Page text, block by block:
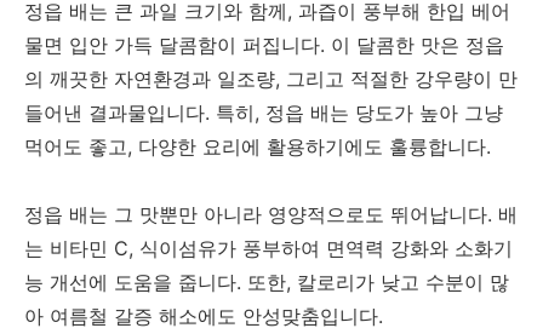
정읍 배는 큰 과일 크기와 함께, 과즙이 풍부해 한입 베어
물면 입안 가득 달콤함이 퍼집니다. 이 달콤한 맛은 정읍
의 깨끗한 자연환경과 일조량, 그리고 적절한 강우량이 만
들어낸 결과물입니다. 특히, 정읍 배는 당도가 높아 그냥
먹어도 좋고, 다양한 요리에 활용하기에도 훌륭합니다.
정읍 배는 그 맛뿐만 아니라 영양적으로도 뛰어납니다. 배
는 비타민 C, 식이섬유가 풍부하여 면역력 강화와 소화기
능 개선에 도움을 줍니다. 또한, 칼로리가 낮고 수분이 많
아 여름철 갈증 해소에도 안성맞춤입니다.